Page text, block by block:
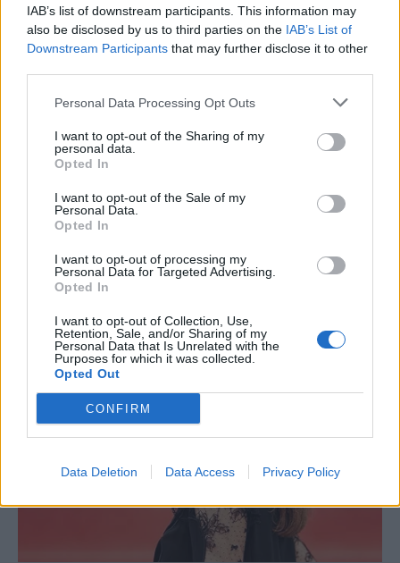
IAB’s list of downstream participants. This information may
also be disclosed by us to third parties on the IAB’s List of
Downstream Participants that may further disclose it to other
Personal Data Processing Opt Outs
I want to opt-out of the Sharing of my
personal data.
Opted In
I want to opt-out of the Sale of my
Personal Data.
Opted In
I want to opt-out of processing my
Personal Data for Targeted Advertising.
Opted In
I want to opt-out of Collection, Use,
Retention, Sale, and/or Sharing of my
Personal Data that Is Unrelated with the
Purposes for which it was collected.
Opted Out
CONFIRM
Data Deletion Data Access Privacy Policy